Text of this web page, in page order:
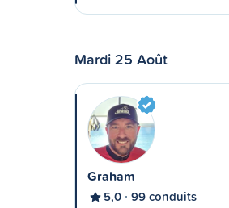
Mardi 25 Août
Graham
5,0 99 conduits